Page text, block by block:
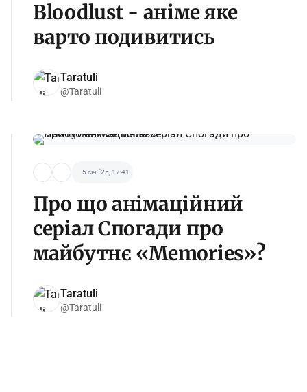
Bloodlust - аніме яке
варто подивитись
Taratuli
@Taratuli
5 січ. '25, 17:41
Про що анімаційний
серіал Спогади про
майбутнє «Memories»?
Taratuli
@Taratuli